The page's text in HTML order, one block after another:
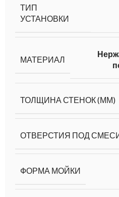
ТИП
УСТАНОВКИ
МАТЕРИАЛ
ТОЛЩИНА СТЕНОК (ММ)
ОТВЕРСТИЯ ПОД
ФОРМА МОЙКИ